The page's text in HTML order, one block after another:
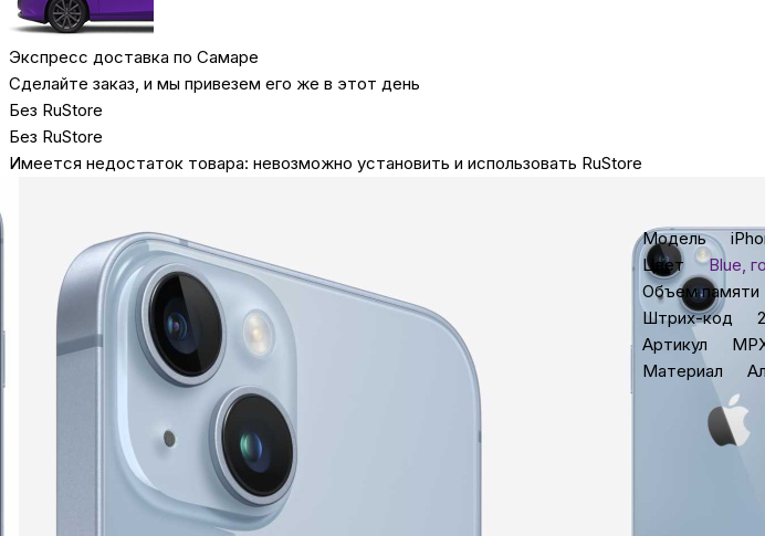
Экспресс доставка по Самаре
Сделайте заказ, и мы привезем его же в этот день
Без RuStore
Без RuStore
Имеется недостаток товара: невозможно установить и использовать RuStore
Модель
Цвет
Blue,
Объем памяти
Штрих-код
Артикул
Материал
Все